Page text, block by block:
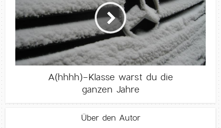
A(hhhh)-Klasse warst du die
ganzen Jahre
Über den Autor